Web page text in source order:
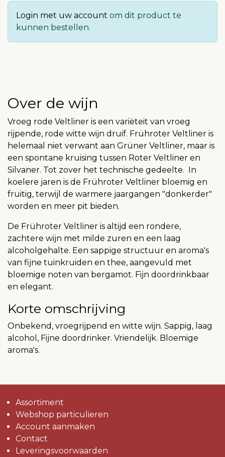
Login met uw account om dit product te
kunnen bestellen.
Over de wijn
Vroeg rode Veltliner is een variëteit van vroeg
rijpende, rode witte wijn druif. Frühroter Veltliner is
helemaal niet verwant aan Grüner Veltliner, maar is
een spontane kruising tussen Roter Veltliner en
Silvaner. Tot zover het technische gedeelte. In
koelere jaren is de Frühroter Veltliner bloemig en
fruitig, terwijl de warmere jaargangen "donkerder"
worden en meer pit bieden.
De Frühroter Veltliner is altijd een rondere,
zachtere wijn met milde zuren en een laag
alcoholgehalte. Een sappige structuur en aroma's
van fijne tuinkruiden en thee, aangevuld met
bloemige noten van bergamot. Fijn doordrinkbaar
en elegant.
Korte omschrijving
Onbekend, vroegrijpend en witte wijn. Sappig, laag
alcohol, Fijne doordrinker. Vriendelijk. Bloemige
aroma's.
Assortiment
Webshop particulieren
Account aanmaken
Contact
Leveringsvoorwaarden